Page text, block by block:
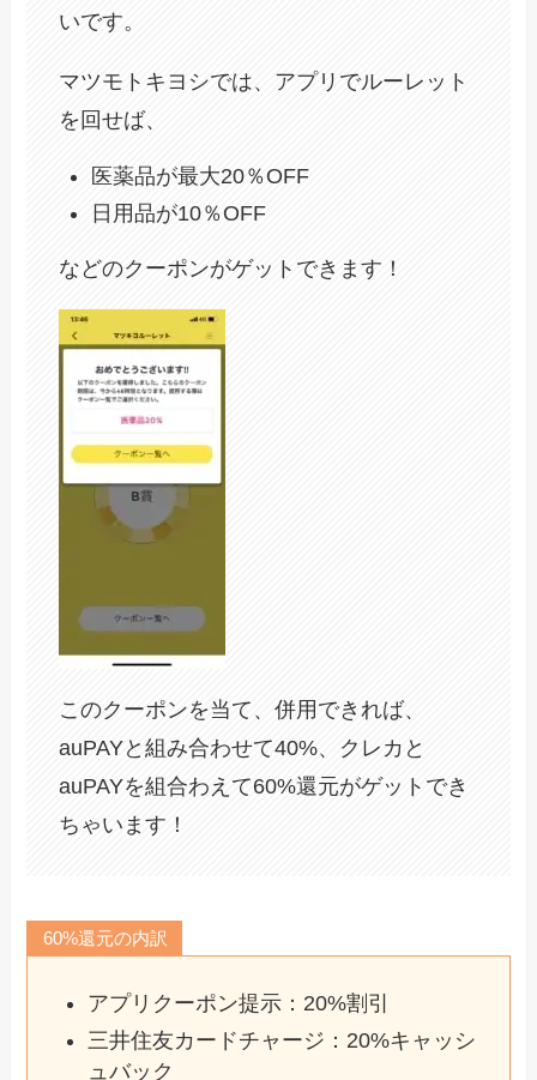
いです。
マツモトキヨシでは、アプリでルーレット
を回せば、
医薬品が最大20％OFF
日用品が10％OFF
などのクーポンがゲットできます！
このクーポンを当て、併用できれば、
auPAYと組み合わせて40%、クレカと
auPAYを組合わえて60%還元がゲットでき
ちゃいます！
60%還元の内訳
アプリクーポン提示：20%割引
三井住友カードチャージ：20%キャッシ
ュバック